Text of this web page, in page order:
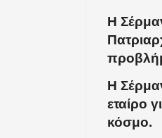
Η
Η
εταίρο
κόσμο.